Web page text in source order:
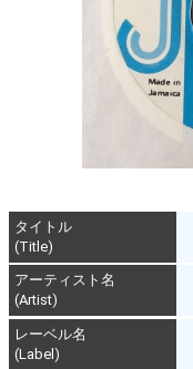
タイトル
(Title)
アーティスト名
(Artist)
レーベル名
(Label)